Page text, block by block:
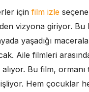
için film izle
vizyona giriyor.
yaşadığı
Aile filmleri
Bu film,
işliyor. Hem çocuklar